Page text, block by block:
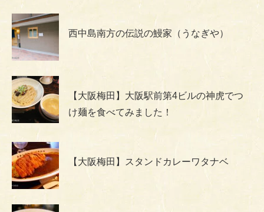
西中島南方の伝説の鰻家（うなぎや）
【大阪梅田】大阪駅前第4ビルの神虎でつ
け麺を食べてみました！
【大阪梅田】スタンドカレーワタナベ